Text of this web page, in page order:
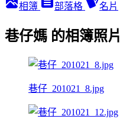
相簿 部落格 名片
巷仔媽 的相簿照片
巷仔_201021_8.jpg